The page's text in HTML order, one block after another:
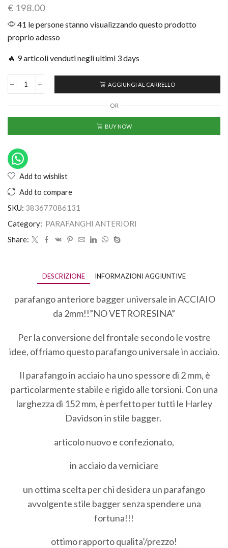
€ 198.00
41 le persone stanno visualizzando questo prodotto
proprio adesso
🔥 9 articoli venduti negli ultimi 3 days
AGGIUNGI AL CARRELLO
OR
BUY NOW
Add to wishlist
Add to compare
SKU: 383677086131
Category: PARAFANGHI ANTERIORI
Share:
DESCRIZIONE INFORMAZIONI AGGIUNTIVE
parafango anteriore bagger universale in ACCIAIO
da 2mm!!”NO VETRORESINA”
Per la conversione del frontale secondo le vostre
idee, offriamo questo parafango universale in acciaio.
Il parafango in acciaio ha uno spessore di 2 mm, è
particolarmente stabile e rigido alle torsioni. Con una
larghezza di 152 mm, è perfetto per tutti le Harley
Davidson in stile bagger.
articolo nuovo e confezionato,
in acciaio da verniciare
un ottima scelta per chi desidera un parafango
avvolgente stile bagger senza spendere una
fortuna!!!
ottimo rapporto qualita’/prezzo!